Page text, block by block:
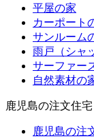
平屋の家
カーポート
サンルーム
雨戸（シャ
サーファー
自然素材の
鹿児島の注文住
鹿児島の注